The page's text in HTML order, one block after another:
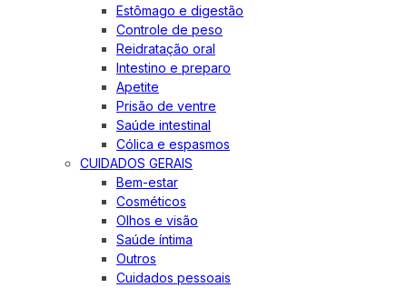
Estômago e digestão
Controle de peso
Reidratação oral
Intestino e preparo
Apetite
Prisão de ventre
Saúde intestinal
Cólica e espasmos
CUIDADOS GERAIS
Bem-estar
Cosméticos
Olhos e visão
Saúde íntima
Outros
Cuidados pessoais